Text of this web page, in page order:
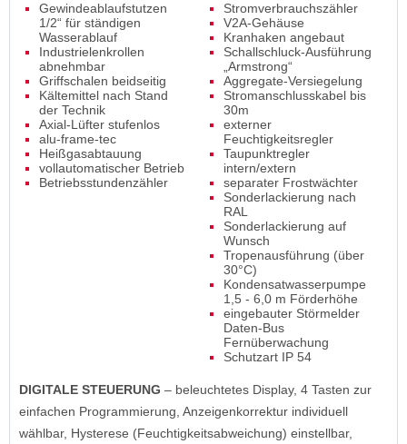
Gewindeablaufstutzen
1/2“ für ständigen
Wasserablauf
Industrielenkrollen
abnehmbar
Griffschalen beidseitig
Kältemittel nach Stand
der Technik
Axial-Lüfter stufenlos
alu-frame-tec
Heißgasabtauung
vollautomatischer Betrieb
Betriebsstundenzähler
Stromverbrauchszähler
V2A-Gehäuse
Kranhaken angebaut
Schallschluck-Ausführung
„Armstrong“
Aggregate-Versiegelung
Stromanschlusskabel bis
30m
externer
Feuchtigkeitsregler
Taupunktregler
intern/extern
separater Frostwächter
Sonderlackierung nach
RAL
Sonderlackierung auf
Wunsch
Tropenausführung (über
30°C)
Kondensatwasserpumpe
1,5 - 6,0 m Förderhöhe
eingebauter Störmelder
Daten-Bus
Fernüberwachung
Schutzart IP 54
DIGITALE STEUERUNG – beleuchtetes Display, 4 Tasten zur
einfachen Programmierung, Anzeigenkorrektur individuell
wählbar, Hysterese (Feuchtigkeitsabweichung) einstellbar,